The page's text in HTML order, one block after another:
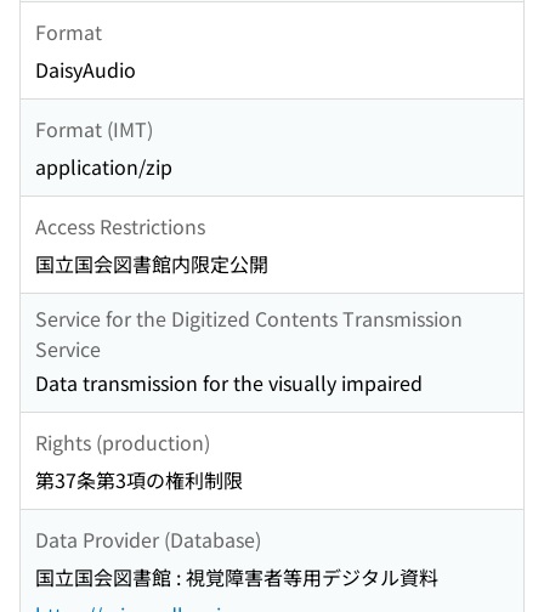
Format
DaisyAudio
Format (IMT)
application/zip
Access Restrictions
国立国会図書館内限定公開
Service for the Digitized Contents Transmission
Service
Data transmission for the visually impaired
Rights (production)
第37条第3項の権利制限
Data Provider (Database)
国立国会図書館 : 視覚障害者等用デジタル資料